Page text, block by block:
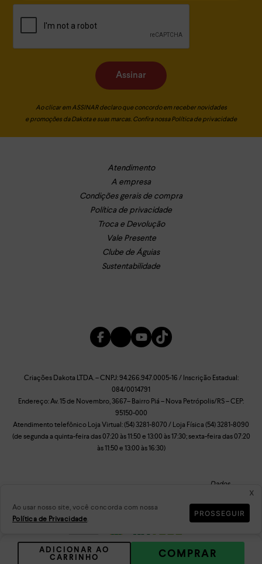
x
Ao usar nosso site, você concorda com nossa
Política de Privacidade.
PROSSEGUIR
ADICIONAR AO
CARRINHO
COMPRAR
Assinar
Ao clicar em ASSINAR declaro que concordo em receber novidades
e promoções da Dakota e suas marcas. Confira nossaPolítica de privacidade
Atendimento
A empresa
Condições gerais de compra
Política de privacidade
Troca e Devolução
Vale Presente
Clube de Águias
Sustentabilidade
Criações Dakota LTDA. – CNPJ: 94.266.947.0005-16 / Inscrição Estadual:
084/0014791
Endereço: Av. 15 de Novembro, 3667– Bairro Piá – Nova Petrópolis/RS – CEP:
95150-000
Atendimento telefônico Loja Virtual: (54) 3281-8070 / Loja Física (54) 3281-8090
(de segunda a quinta-feira das 07:20 às 11:50 e 13:00 às 17:30; sexta-feira das 07:20
às 11:50 e 13:00 às 16:30)
Dados
Plataforma